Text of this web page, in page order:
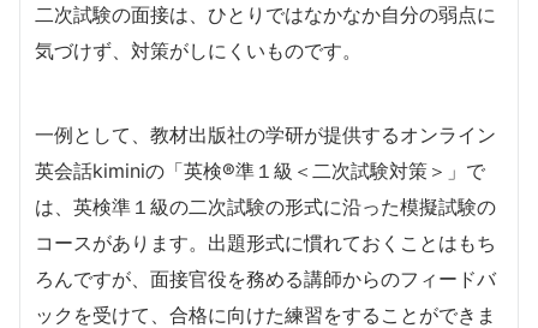
二次試験の面接は、ひとりではなかなか自分の弱点に
気づけず、対策がしにくいものです。
一例として、教材出版社の学研が提供するオンライン
英会話kiminiの「英検®準１級＜二次試験対策＞」で
は、英検準１級の二次試験の形式に沿った模擬試験の
コースがあります。出題形式に慣れておくことはもち
ろんですが、面接官役を務める講師からのフィードバ
ックを受けて、合格に向けた練習をすることができま